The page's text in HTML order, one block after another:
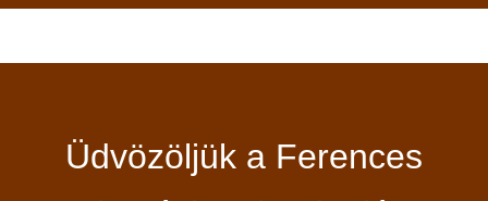
Üdvözöljük a Ferences